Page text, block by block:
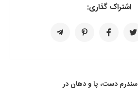
اشتراک گذاری:
سندرم دست، پا و دهان در